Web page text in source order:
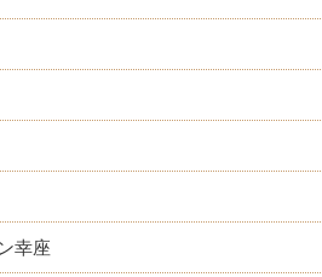
幸座